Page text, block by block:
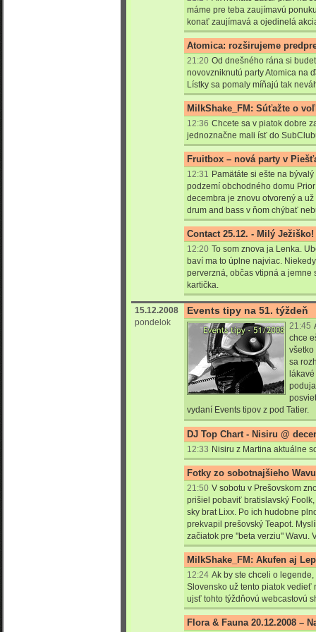
máme pre teba zaujímavú
konať zaujímavá a ojedinelá
Atomica: rozširujeme
21:20 Od dnešného rána si
novovzniknutú party Atomica na
Lístky sa pomaly míňajú tak
MilkShake_FM: Súťažte o
12:36 Chcete sa v piatok dobre
jednoznačne mali ísť do
Fruitbox – nová party v
12:31 Pamätáte si ešte na
podzemí obchodného domu
decembra je znovu otvorený a
drum and bass v ňom chýbať
Contact 25.12. - Milý Ježiško!
12:20 To som znova ja Lenka.
baví ma to úplne najviac.
perverzná, občas vtipná a jemne
kartička.
15.12.2008
pondelok
Events tipy na 51. týždeň
21:45
chce
všetko
sa
vydaní Events tipov z pod Tatier.
DJ Top Chart - Nisiru @
12:33 Nisiru z Martina aktuálne
Fotky zo sobotnajšieho
21:50 V sobotu v Prešovskom
prišiel pobaviť bratislavský
sky brat Lixx. Po ich hudobne
prekvapil prešovský Teapot.
začiatok pre ''beta verziu" Wavu.
MilkShake_FM: Akufen aj
12:24 Ak by ste chceli o
Slovensko už tento piatok vedieť
ujsť tohto týždňovú webcastovú
Flora & Fauna 20.12.2008 –